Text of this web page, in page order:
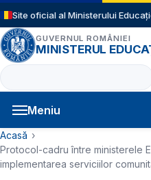
Sari la conținutul principal
Site oficial al Ministerului
GUVERNUL ROMÂNIEI
MINISTERUL
Caută
Meniu
Navigație principală
Cale de navigare
Acasă
Protocol-cadru între ministerele
implementarea serviciilor